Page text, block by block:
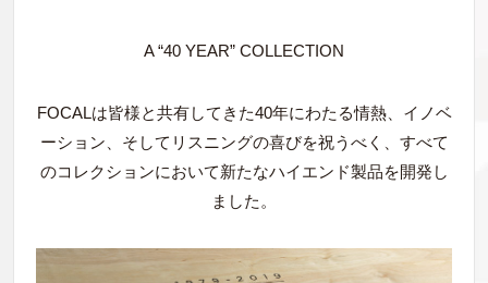
A “40 YEAR” COLLECTION
FOCALは皆様と共有してきた40年にわたる情熱、イノベ
ーション、そしてリスニングの喜びを祝うべく、すべて
のコレクションにおいて新たなハイエンド製品を開発し
ました。